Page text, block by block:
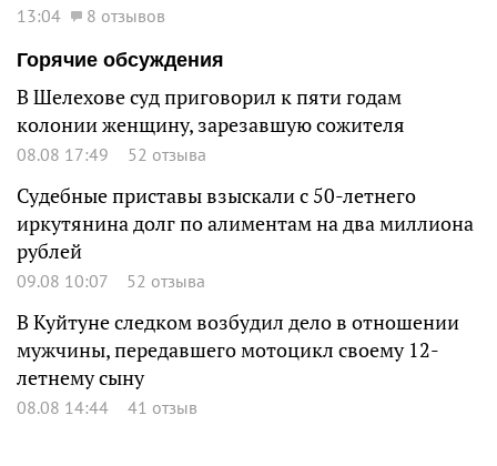
13:04
8 отзывов
Горячие обсуждения
В Шелехове суд приговорил к пяти годам
колонии женщину, зарезавшую сожителя
08.08 17:49 52 отзыва
Судебные приставы взыскали с 50-летнего
иркутянина долг по алиментам на два миллиона
рублей
09.08 10:07 52 отзыва
В Куйтуне следком возбудил дело в отношении
мужчины, передавшего мотоцикл своему 12-
летнему сыну
08.08 14:44 41 отзыв